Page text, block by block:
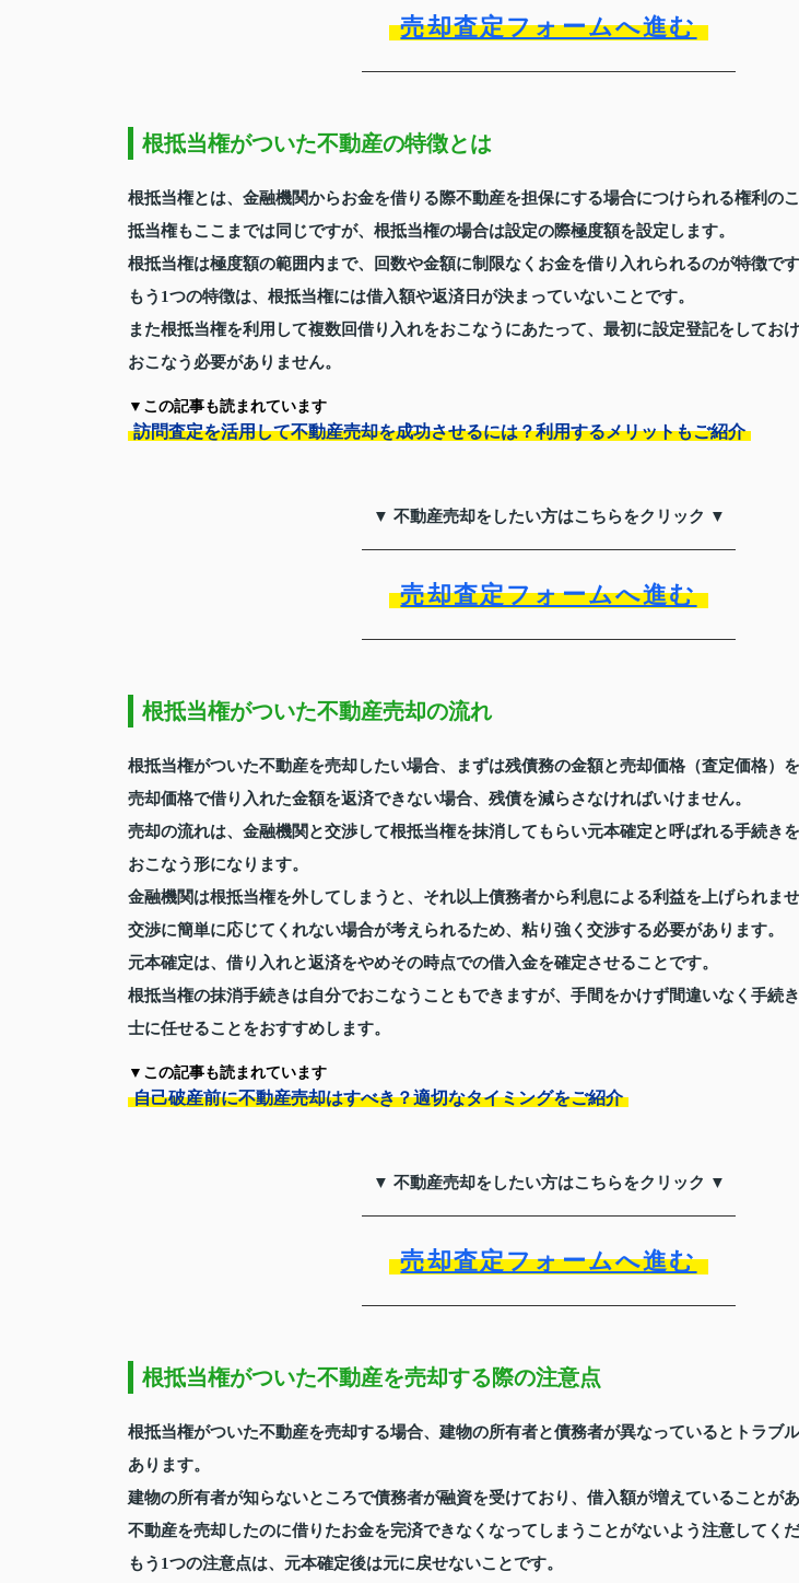
売却査定フォームへ進む
根抵当権がついた不動産の特徴とは
根抵当権とは、金融機関からお金を借りる際不動産を担保にする場合につけられる権利のこ
抵当権もここまでは同じですが、根抵当権の場合は設定の際極度額を設定します。
根抵当権は極度額の範囲内まで、回数や金額に制限なくお金を借り入れられるのが特徴です
もう1つの特徴は、根抵当権には借入額や返済日が決まっていないことです。
また根抵当権を利用して複数回借り入れをおこなうにあたって、最初に設定登記をしてお
おこなう必要がありません。
▼この記事も読まれています
訪問査定を活用して不動産売却を成功させるには？利用するメリットもご紹介
▼ 不動産売却をしたい方はこちらをクリック ▼
売却査定フォームへ進む
根抵当権がついた不動産売却の流れ
根抵当権がついた不動産を売却したい場合、まずは残債務の金額と売却価格（査定価格）
売却価格で借り入れた金額を返済できない場合、残債を減らさなければいけません。
売却の流れは、金融機関と交渉して根抵当権を抹消してもらい元本確定と呼ばれる手続き
おこなう形になります。
金融機関は根抵当権を外してしまうと、それ以上債務者から利息による利益を上げられませ
交渉に簡単に応じてくれない場合が考えられるため、粘り強く交渉する必要があります。
元本確定は、借り入れと返済をやめその時点での借入金を確定させることです。
根抵当権の抹消手続きは自分でおこなうこともできますが、手間をかけず間違いなく手続
士に任せることをおすすめします。
▼この記事も読まれています
自己破産前に不動産売却はすべき？適切なタイミングをご紹介
▼ 不動産売却をしたい方はこちらをクリック ▼
売却査定フォームへ進む
根抵当権がついた不動産を売却する際の注意点
根抵当権がついた不動産を売却する場合、建物の所有者と債務者が異なっているとトラブ
あります。
建物の所有者が知らないところで債務者が融資を受けており、借入額が増えていることがあ
不動産を売却したのに借りたお金を完済できなくなってしまうことがないよう注意してくだ
もう1つの注意点は、元本確定後は元に戻せないことです。